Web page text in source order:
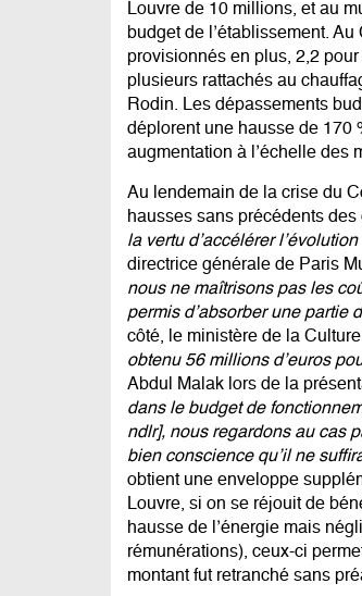
Louvre de 10 millions, et au
budget de l’établissement.
provisionnés en plus, 2,2
plusieurs rattachés au
Rodin. Les dépassements
déplorent une hausse de 170
augmentation à l’échelle des
Au lendemain de la crise du
hausses sans précédents
la vertu d’accélérer
directrice générale de Paris
nous ne maîtrisons pas les
permis d’absorber une partie
côté, le ministère de la
obtenu 56 millions d’euros
Abdul Malak lors de la
dans le budget de
ndlr], nous regardons au cas
bien conscience qu’il ne
obtient une enveloppe
Louvre, si on se réjouit de
hausse de l’énergie mais
rémunérations), ceux-ci
montant fut retranché sans